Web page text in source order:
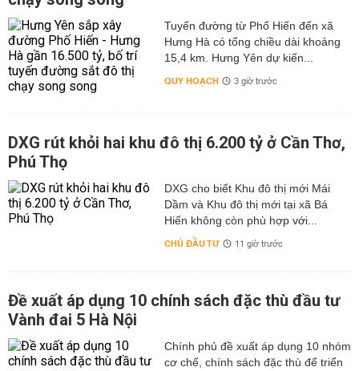
Tuyến đường từ Phố Hiến đến xã
Hưng Hà có tổng chiều dài khoảng
15,4 km. Hưng Yên dự kiến...
QUY HOẠCH 3 giờ trước
DXG rút khỏi hai khu đô thị 6.200 tỷ ở Cần Thơ,
Phú Thọ
DXG cho biết Khu đô thị mới Mái
Dầm và Khu đô thị mới tại xã Bá
Hiến không còn phù hợp với...
CHỦ ĐẦU TƯ 11 giờ trước
Đề xuất áp dụng 10 chính sách đặc thù đầu tư
Vành đai 5 Hà Nội
Chính phủ đề xuất áp dụng 10 nhóm
cơ chế, chính sách đặc thù để triển